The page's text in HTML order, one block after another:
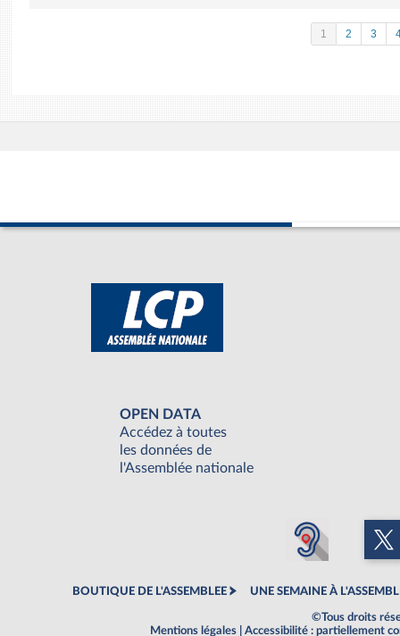
1 2 3
OPEN DATA
Accédez à toutes
les données de
l'Assemblée nationale
BOUTIQUE DE L'ASSEMBLEE UNE SEMAINE À
©Tous droits
Mentions légales
Accessibilité : partiellement